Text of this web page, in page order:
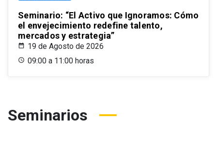
Seminario: “El Activo que Ignoramos: Cómo
el envejecimiento redefine talento,
mercados y estrategia”
19 de Agosto de 2026
09:00 a 11:00 horas
Seminarios